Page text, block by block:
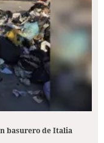
basurero de Italia